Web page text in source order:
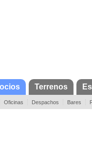
Terrenos
Oficinas Despachos Bares